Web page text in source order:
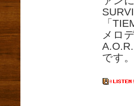
「
メロ
です。